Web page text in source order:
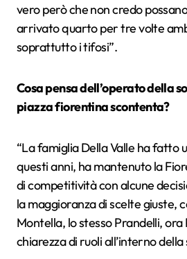
vero però che non credo
arrivato quarto per tre volte
soprattutto i tifosi”.
Cosa pensa dell’operato della
piazza fiorentina scontenta?
“La famiglia Della Valle ha fatto
questi anni, ha mantenuto la
di competitività con alcune
la maggioranza di scelte giuste,
Montella, lo stesso Prandelli, ora
chiarezza di ruoli all’interno della